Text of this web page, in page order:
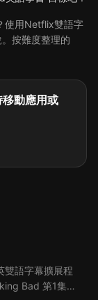
使用Netflix雙語字
按難度整理的
移動應用或
語字幕擴展程
Bad 第1集